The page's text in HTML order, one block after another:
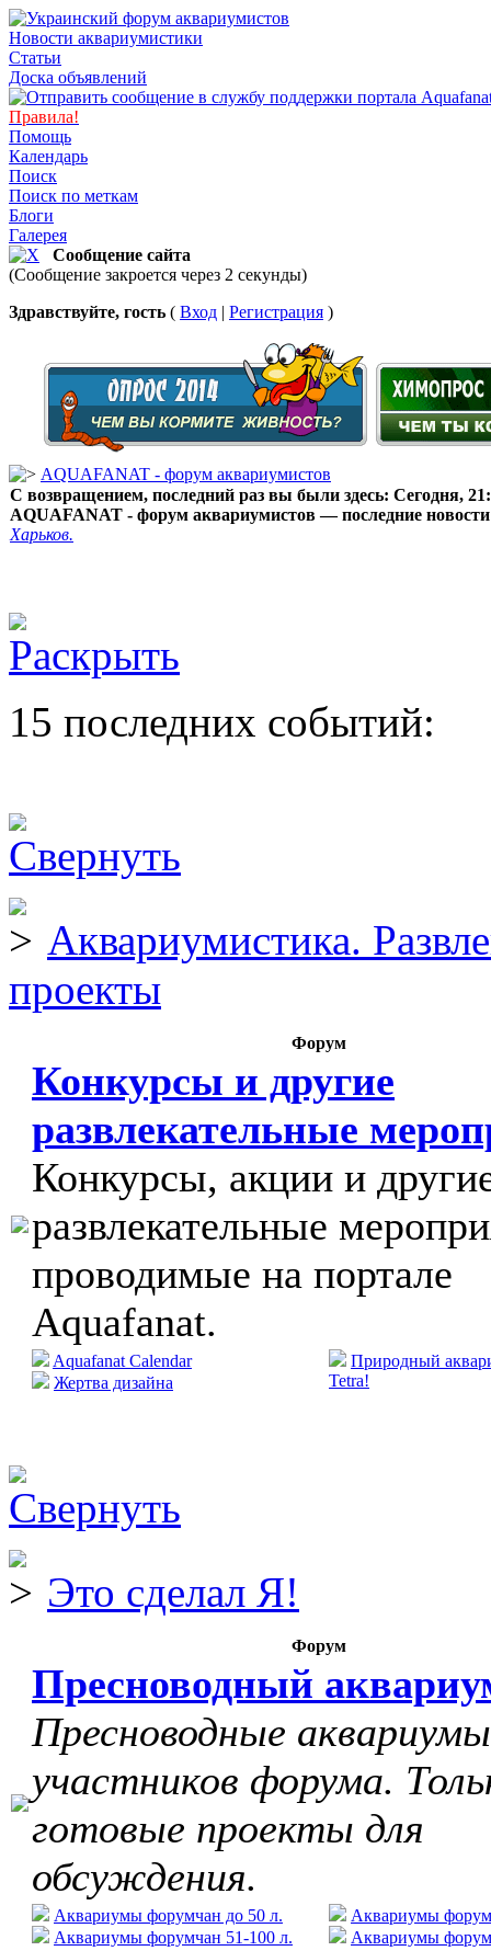
Новости аквариумистики
Статьи
Доска объявлений
Правила!
Помощь
Календарь
Поиск
Поиск по меткам
Блоги
Галерея
Сообщение сайта
(Сообщение закроется через 2 секунды)
Здравствуйте, гость ( Вход | Регистрация )
AQUAFANAT - форум аквариумистов
С возвращением, последний раз вы были здесь: Сегодня,
AQUAFANAT - форум аквариумистов — последние
Харьков.
15 последних событий:
Аквариумистика.
проекты
Форум
Конкурсы и другие
развлекательные
Конкурсы, акции и
развлекательные
проводимые на портале
Aquafanat.
Aquafanat Calendar
Жертва дизайна
Природный
Tetra!
Это сделал Я!
Форум
Пресноводный
Пресноводные аквариумы
участников форума.
готовые проекты для
обсуждения.
Аквариумы форумчан до 50 л.
Аквариумы форумчан 51-100 л.
Аквариумы
Аквариумы